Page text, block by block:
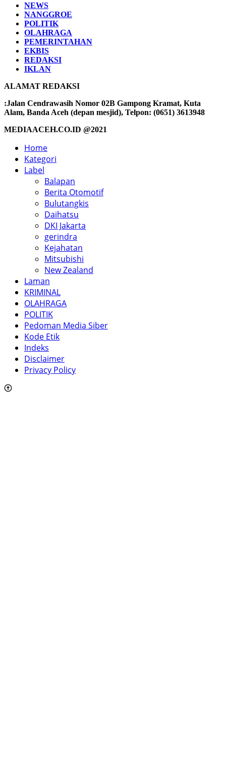
NEWS
NANGGROE
POLITIK
OLAHRAGA
PEMERINTAHAN
EKBIS
REDAKSI
IKLAN
ALAMAT REDAKSI
:Jalan Cendrawasih Nomor 02B Gampong Kramat, Kuta
Alam, Banda Aceh (depan mesjid), Telpon: (0651) 3613948
MEDIAACEH.CO.ID @2021
Home
Kategori
Label
Balapan
Berita Otomotif
Bulutangkis
Daihatsu
DKI Jakarta
gerindra
Kejahatan
Mitsubishi
New Zealand
Laman
KRIMINAL
OLAHRAGA
POLITIK
Pedoman Media Siber
Kode Etik
Indeks
Disclaimer
Privacy Policy